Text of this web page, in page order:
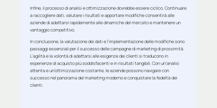
Infine, il processo di analisi e ottimizzazione dovrebbe essere ciclico. Continuare
a raccogliere dati, valutare i risultati e apportare modifiche consentirà alle
aziende di adattarsi rapidamente alle dinamiche del mercato e mantenere un
vantaggio competitivo.
In conclusione, la valutazione dei dati e l’implementazione delle modifiche sono
passaggi essenziali per il successo delle campagne di marketing di prossimità.
L’agilità e la volontà di adattarsi alle esigenze dei clienti si traducono in
esperienze di acquisto più soddisfacenti e in risultati tangibili. Con un’analisi
attenta e un’ottimizzazione costante, le aziende possono navigare con
successo nel panorama del marketing moderno e conquistare la fedeltà dei
clienti.